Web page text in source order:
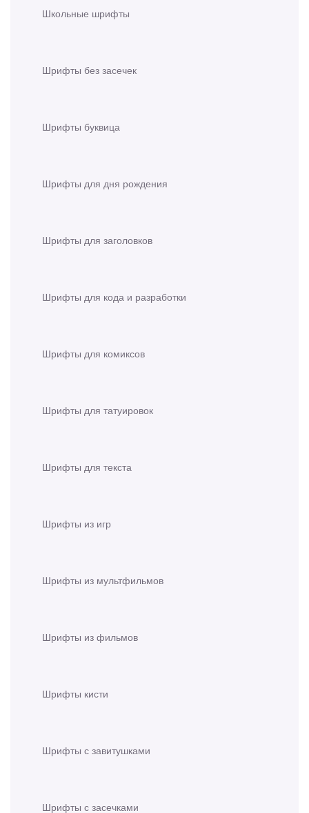
Школьные шрифты
Шрифты без засечек
Шрифты буквица
Шрифты для дня рождения
Шрифты для заголовков
Шрифты для кода и разработки
Шрифты для комиксов
Шрифты для татуировок
Шрифты для текста
Шрифты из игр
Шрифты из мультфильмов
Шрифты из фильмов
Шрифты кисти
Шрифты с завитушками
Шрифты с засечками